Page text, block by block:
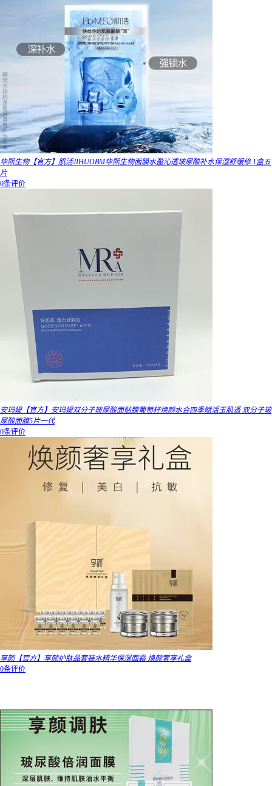
华熙生物【官方】肌活JIHUOBM华熙生物面膜水盈沁透玻尿酸补水保湿舒缓修 1盒五
片
0条评价
安玛媞【官方】安玛媞双分子玻尿酸面贴膜葡萄籽焕颜水合四季赋活玉肌透 双分子玻
尿酸面膜5片一代
0条评价
享颜【官方】享颜护肤品套装水精华保湿面霜 焕颜奢享礼盒
0条评价